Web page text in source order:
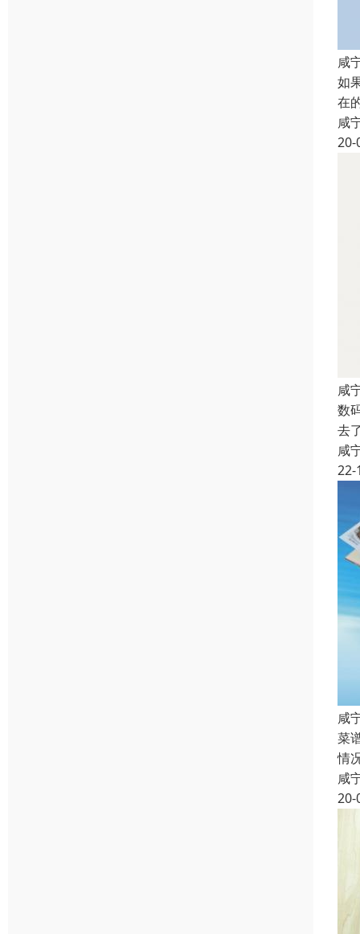
咸
如
在
咸
20-
咸
数
去
咸
22-
咸
菜
情
咸
20-